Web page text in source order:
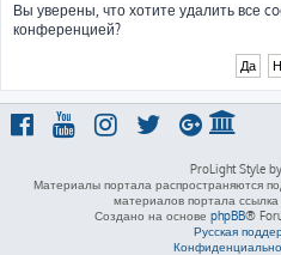
Вы уверены, что хотите удалить все
конференцией?
ProLight Style by
Материалы портала распространяются
материалов портала
Создано на основе phpBB®
Русская